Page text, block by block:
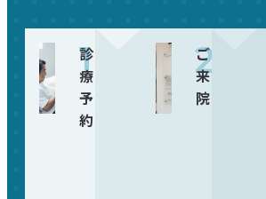
1
診
療
予
約
2
ご
来
院